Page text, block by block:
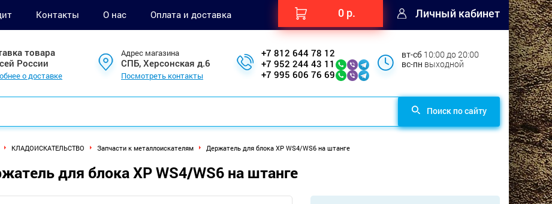
Контакты О нас Оплата и доставка 0 р. Личный кабинет
товара
России
о доставке
Адрес магазина
СПБ, Херсонская д.6
Посмотреть контакты
+7 812 644 78 12
+7 952 244 43 11
+7 995 606 76 69
вт-сб 10:00 до 20:00
вс-пн выходной
Поиск по сайту
КЛАДОИСКАТЕЛЬСТВО Запчасти к металлоискателям Держатель для блока XP WS4/WS6 на штанге
для блока XP WS4/WS6 на штанге